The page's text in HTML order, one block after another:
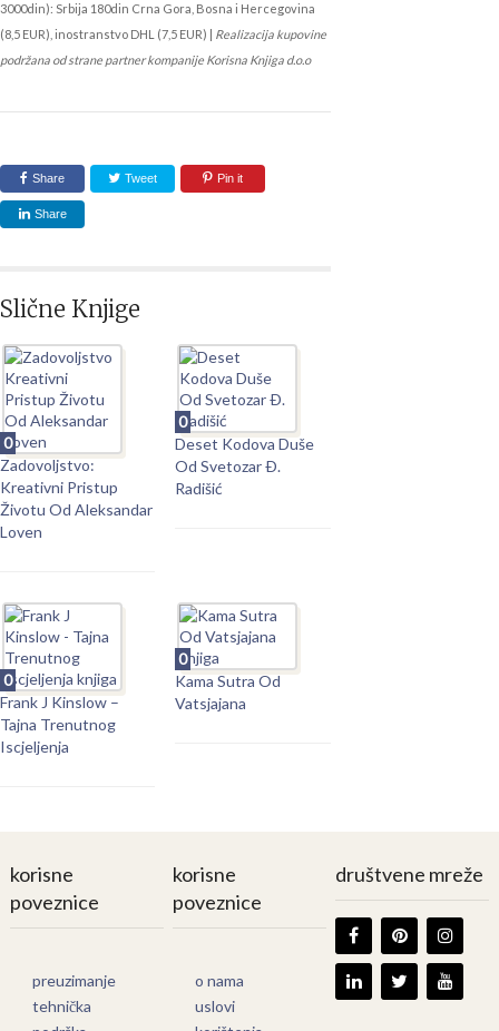
3000din): Srbija 180din Crna Gora, Bosna i Hercegovina
(8,5 EUR), inostranstvo DHL (7,5 EUR) | Realizacija kupovine
podržana od strane partner kompanije Korisna Knjiga d.o.o
Share Tweet Pin it
Share
Slične Knjige
0
Zadovoljstvo:
Kreativni Pristup
Životu Od Aleksandar
Loven
0
Deset Kodova Duše
Od Svetozar Ð.
Radišić
0
Frank J Kinslow –
Tajna Trenutnog
Iscjeljenja
0
Kama Sutra Od
Vatsjajana
korisne
poveznice
preuzimanje
tehnička
korisne
poveznice
o nama
uslovi
društvene mreže